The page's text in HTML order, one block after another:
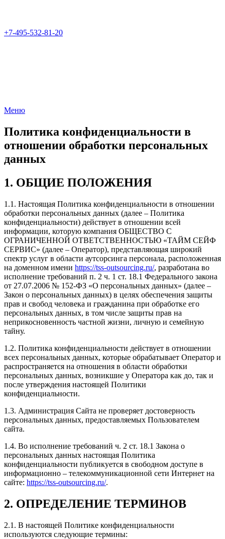
+7-495-532-81-20
Меню
Политика конфиденциальности в
отношении обработки персональных
данных
1. ОБЩИЕ ПОЛОЖЕНИЯ
1.1. Настоящая Политика конфиденциальности в отношении
обработки персональных данных (далее – Политика
конфиденциальности) действует в отношении всей
информации, которую компания ОБЩЕСТВО С
ОГРАНИЧЕННОЙ ОТВЕТСТВЕННОСТЬЮ «ТАЙМ СЕЙФ
СЕРВИС» (далее – Оператор), представляющая широкий
спектр услуг в области аутсорсинга персонала, расположенная
на доменном имени https://tss-outsourcing.ru/, разработана во
исполнение требований п. 2 ч. 1 ст. 18.1 Федерального закона
от 27.07.2006 № 152-ФЗ «О персональных данных» (далее –
Закон о персональных данных) в целях обеспечения защиты
прав и свобод человека и гражданина при обработке его
персональных данных, в том числе защиты прав на
неприкосновенность частной жизни, личную и семейную
тайну.
1.2. Политика конфиденциальности действует в отношении
всех персональных данных, которые обрабатывает Оператор и
распространяется на отношения в области обработки
персональных данных, возникшие у Оператора как до, так и
после утверждения настоящей Политики
конфиденциальности.
1.3. Администрация Сайта не проверяет достоверность
персональных данных, предоставляемых Пользователем
сайта.
1.4. Во исполнение требований ч. 2 ст. 18.1 Закона о
персональных данных настоящая Политика
конфиденциальности публикуется в свободном доступе в
информационно – телекоммуникационной сети Интернет на
сайте: https://tss-outsourcing.ru/.
2. ОПРЕДЕЛЕНИЕ ТЕРМИНОВ
2.1. В настоящей Политике конфиденциальности
используются следующие термины: